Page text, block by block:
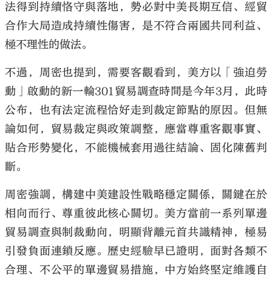
法得到持續恪守與落地，勢必對中美長期互信、經貿
合作大局造成持續性傷害，是不符合兩國共同利益、
極不理性的做法。
不過，周密也提到，需要客觀看到，美方以「強迫勞
動」啟動的新一輪301貿易調查時間是今年3月，此時
公布，也有法定流程恰好走到裁定節點的原因。但無
論如何，貿易裁定與政策調整，應當尊重客觀事實、
貼合形勢變化，不能機械套用過往結論、固化陳舊判
斷。
周密強調，構建中美建設性戰略穩定關係，關鍵在於
相向而行、尊重彼此核心關切。美方當前一系列單邊
貿易調查與制裁動向，明顯背離元首共識精神，極易
引發負面連鎖反應。歷史經驗早已證明，面對各類不
合理、不公平的單邊貿易措施，中方始終堅定維護自